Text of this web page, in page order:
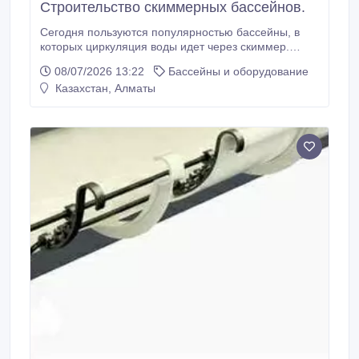
Строительство скиммерных бассейнов.
Сегодня пользуются популярностью бассейны, в
которых циркуляция воды идет через скиммер.
Компания «WELLNESS» выполняет строительство
скиммерных бассейнов под ключ в г. Алматы и
гарантии качества.
08/07/2026 13:22
Бассейны и оборудование
Казахстан, Алматы